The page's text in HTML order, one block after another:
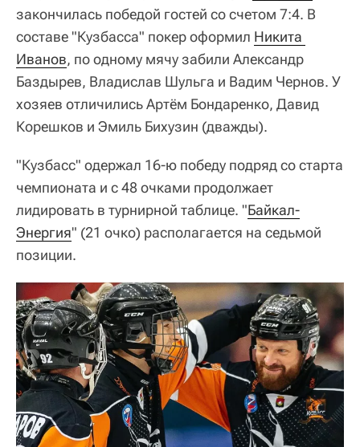
закончилась победой гостей со счетом 7:4. В
составе "Кузбасса" покер оформил Никита
Иванов, по одному мячу забили Александр
Баздырев, Владислав Шульга и Вадим Чернов. У
хозяев отличились Артём Бондаренко, Давид
Корешков и Эмиль Бихузин (дважды).
"Кузбасс" одержал 16-ю победу подряд со старта
чемпионата и с 48 очками продолжает
лидировать в турнирной таблице. "Байкал-
Энергия" (21 очко) располагается на седьмой
позиции.